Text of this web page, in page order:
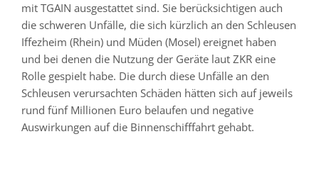
mit TGAIN ausgestattet sind. Sie berücksichtigen auch
die schweren Unfälle, die sich kürzlich an den Schleusen
Iffezheim (Rhein) und Müden (Mosel) ereignet haben
und bei denen die Nutzung der Geräte laut ZKR eine
Rolle gespielt habe. Die durch diese Unfälle an den
Schleusen verursachten Schäden hätten sich auf jeweils
rund fünf Millionen Euro belaufen und negative
Auswirkungen auf die Binnenschifffahrt gehabt.